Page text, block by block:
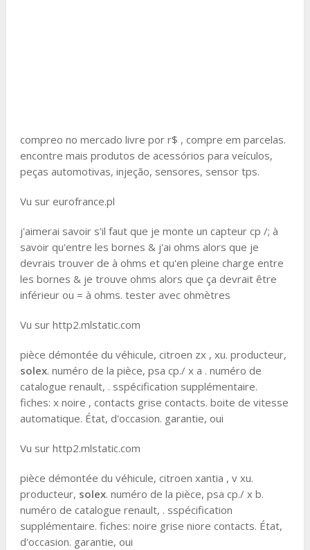
compreo no mercado livre por r$ , compre em parcelas.
encontre mais produtos de acessórios para veículos,
peças automotivas, injeção, sensores, sensor tps.
Vu sur eurofrance.pl
j'aimerai savoir s'il faut que je monte un capteur cp /; à
savoir qu'entre les bornes & j'ai ohms alors que je
devrais trouver de à ohms et qu'en pleine charge entre
les bornes & je trouve ohms alors que ça devrait être
inférieur ou = à ohms. tester avec ohmètres
Vu sur http2.mlstatic.com
pièce démontée du véhicule, citroen zx , xu. producteur,
solex. numéro de la pièce, psa cp./ x a . numéro de
catalogue renault, . sspécification supplémentaire.
fiches: x noire , contacts grise contacts. boite de vitesse
automatique. État, d'occasion. garantie, oui
Vu sur http2.mlstatic.com
pièce démontée du véhicule, citroen xantia , v xu.
producteur, solex. numéro de la pièce, psa cp./ x b.
numéro de catalogue renault, . sspécification
supplémentaire. fiches: noire grise niore contacts. État,
d'occasion. garantie, oui